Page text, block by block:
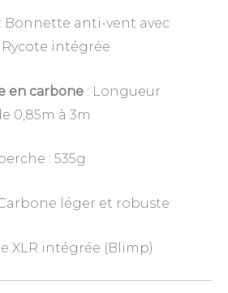
: Bonnette anti-vent avec
intégrée
en carbone : Longueur
0,85m à 3m
: 535g
léger et robuste
XLR intégrée (Blimp)